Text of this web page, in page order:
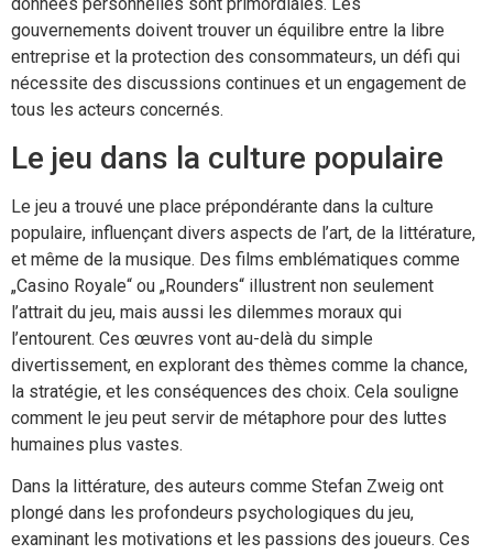
données personnelles sont primordiales. Les
gouvernements doivent trouver un équilibre entre la libre
entreprise et la protection des consommateurs, un défi qui
nécessite des discussions continues et un engagement de
tous les acteurs concernés.
Le jeu dans la culture populaire
Le jeu a trouvé une place prépondérante dans la culture
populaire, influençant divers aspects de l’art, de la littérature,
et même de la musique. Des films emblématiques comme
„Casino Royale“ ou „Rounders“ illustrent non seulement
l’attrait du jeu, mais aussi les dilemmes moraux qui
l’entourent. Ces œuvres vont au-delà du simple
divertissement, en explorant des thèmes comme la chance,
la stratégie, et les conséquences des choix. Cela souligne
comment le jeu peut servir de métaphore pour des luttes
humaines plus vastes.
Dans la littérature, des auteurs comme Stefan Zweig ont
plongé dans les profondeurs psychologiques du jeu,
examinant les motivations et les passions des joueurs. Ces